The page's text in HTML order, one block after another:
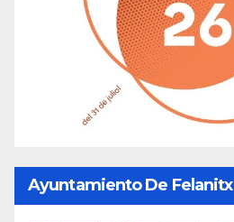
Ayuntamiento De Felanitx